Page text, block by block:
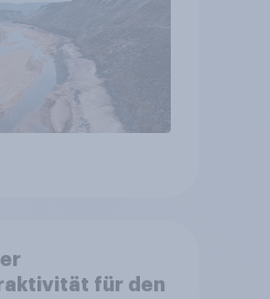
für den